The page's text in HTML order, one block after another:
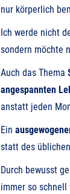
nur körperlich
Ich werde nicht
sondern möchte
Auch das Thema
angespannten
anstatt jeden
Ein
statt des
Durch bewusst
immer so schnell